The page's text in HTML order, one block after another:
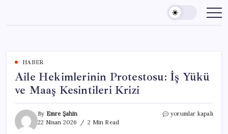
content
HABER
Aile Hekimlerinin Protestosu: İş Yükü
ve Maaş Kesintileri Krizi
By Emre Şahin
22 Nisan 2026
2 Min Read
Aile
yorumlar kapalı